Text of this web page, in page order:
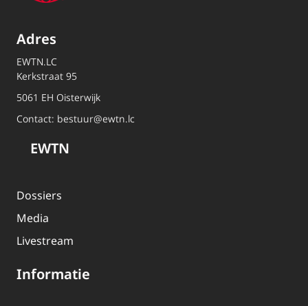
Adres
EWTN.LC
Kerkstraat 95
5061 EH Oisterwijk
Contact: bestuur@ewtn.lc
EWTN
Dossiers
Media
Livestream
Informatie